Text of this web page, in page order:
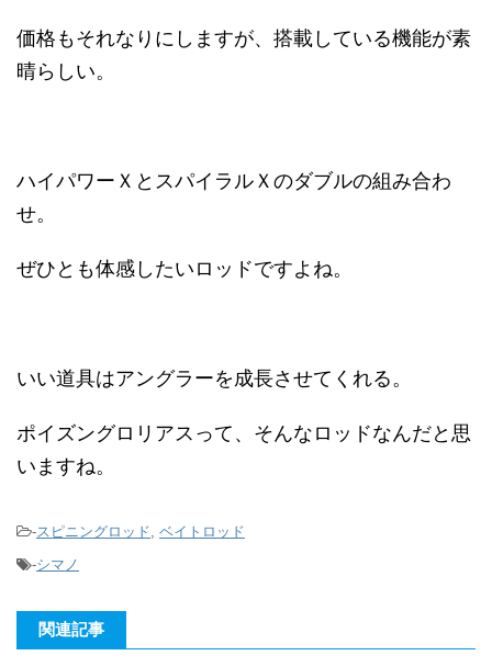
価格もそれなりにしますが、搭載している機能が素
晴らしい。
ハイパワーＸとスパイラルＸのダブルの組み合わ
せ。
ぜひとも体感したいロッドですよね。
いい道具はアングラーを成長させてくれる。
ポイズングロリアスって、そんなロッドなんだと思
いますね。
-スピニングロッド, ベイトロッド
-シマノ
関連記事